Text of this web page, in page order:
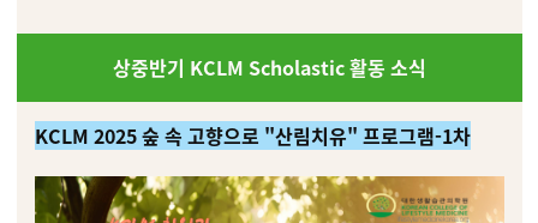
상중반기 KCLM Scholastic 활동 소식
KCLM 2025 숲 속 고향으로 "산림치유" 프로그램-1차